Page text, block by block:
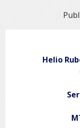
Navegação
Helio